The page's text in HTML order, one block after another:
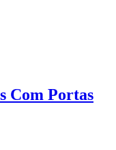
Com Portas